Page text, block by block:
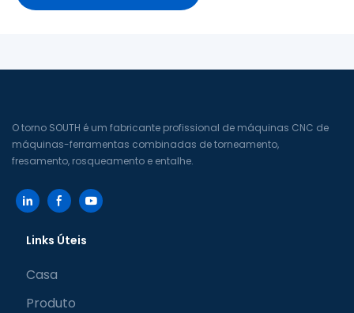
O torno SOUTH é um fabricante profissional de máquinas CNC de
máquinas-ferramentas combinadas de torneamento,
fresamento, rosqueamento e entalhe.
Links Úteis
Casa
Produto